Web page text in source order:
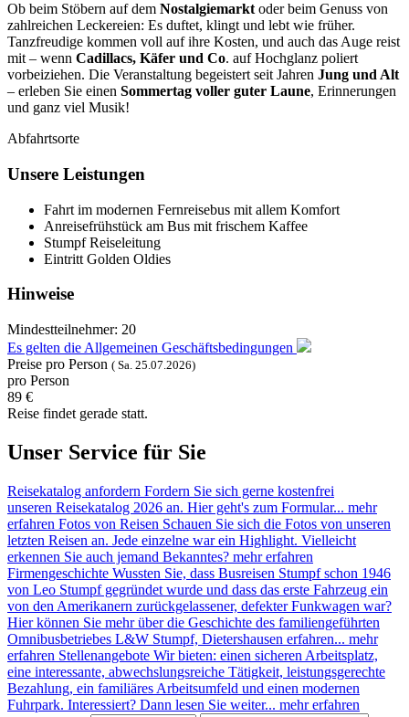
Ob beim Stöbern auf dem Nostalgiemarkt oder beim Genuss von
zahlreichen Leckereien: Es duftet, klingt und lebt wie früher.
Tanzfreudige kommen voll auf ihre Kosten, und auch das Auge reist
mit – wenn Cadillacs, Käfer und Co. auf Hochglanz poliert
vorbeiziehen. Die Veranstaltung begeistert seit Jahren Jung und Alt
– erleben Sie einen Sommertag voller guter Laune, Erinnerungen
und ganz viel Musik!
Abfahrtsorte
Unsere Leistungen
Fahrt im modernen Fernreisebus mit allem Komfort
Anreisefrühstück am Bus mit frischem Kaffee
Stumpf Reiseleitung
Eintritt Golden Oldies
Hinweise
Mindestteilnehmer: 20
Es gelten die Allgemeinen Geschäftsbedingungen
Preise pro Person ( Sa. 25.07.2026)
pro Person
89 €
Reise findet gerade statt.
Unser Service für Sie
Reisekatalog anfordern Fordern Sie sich gerne kostenfrei
unseren Reisekatalog 2026 an. Hier geht's zum Formular... mehr
erfahren Fotos von Reisen Schauen Sie sich die Fotos von unseren
letzten Reisen an. Jede einzelne war ein Highlight. Vielleicht
erkennen Sie auch jemand Bekanntes? mehr erfahren
Firmengeschichte Wussten Sie, dass Busreisen Stumpf schon 1946
von Leo Stumpf gegründet wurde und dass das erste Fahrzeug ein
von den Amerikanern zurückgelassener, defekter Funkwagen war?
Hier können Sie mehr über die Geschichte des familiengeführten
Omnibusbetriebes L&W Stumpf, Dietershausen erfahren... mehr
erfahren Stellenangebote Wir bieten: einen sicheren Arbeitsplatz,
eine interessante, abwechslungsreiche Tätigkeit, leistungsgerechte
Bezahlung, ein familiäres Arbeitsumfeld und einen modernen
Fuhrpark. Interessiert? Dann lesen Sie weiter... mehr erfahren